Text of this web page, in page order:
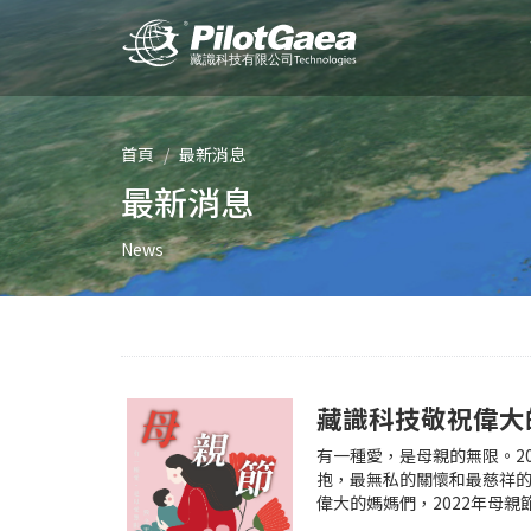
首頁 最新消息
最新消息
News
藏識科技敬祝偉
有一種愛，是母親的無限。
抱，最無私的關懷和最慈祥
偉大的媽媽們，2022年母親